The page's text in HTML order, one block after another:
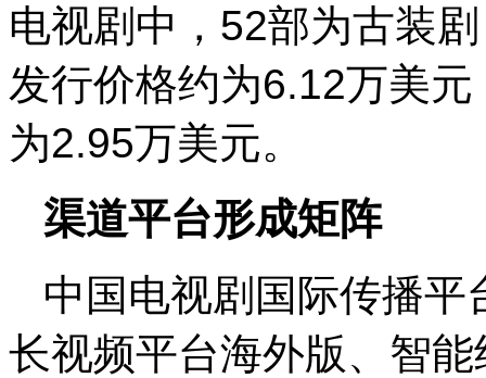
电视剧中，52部为古装
发行价格约为6.12万美
为2.95万美元。
渠道平台形成矩阵
中国电视剧国际传播平
长视频平台海外版、智